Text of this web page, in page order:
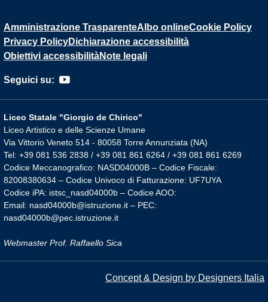
Amministrazione TrasparenteAlbo onlineCookie Policy
Privacy PolicyDichiarazione accessibilità
Obiettivi accessibilitàNote legali
Seguici su:
Liceo Statale "Giorgio de Chirico"
Liceo Artistico e delle Scienze Umane
Via Vittorio Veneto 514 - 80058 Torre Annunziata (NA)
Tel: +39 081 536 2838 / +39 081 861 6264 / +39 081 861 6269
Codice Meccanografico: NASD04000B – Codice Fiscale:
82008380634 – Codice Univoco di Fatturazione: UF7UYA
Codice iPA: istsc_nasd04000b – Codice AOO:
Email: nasd04000b@istruzione.it – PEC:
nasd04000b@pec.istruzione.it
Webmaster Prof. Raffaello Sica
Concept & Design by Designers Italia